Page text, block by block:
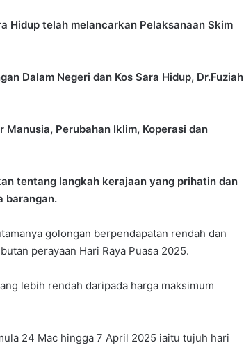
Hidup telah melancarkan Pelaksanaan Skim
Dalam Negeri dan Kos Sara Hidup, Dr.Fuziah
Perubahan Iklim, Koperasi dan
tentang langkah kerajaan yang prihatin dan
barangan.
golongan berpendapatan rendah dan
perayaan Hari Raya Puasa 2025.
lebih rendah daripada harga maksimum
24 Mac hingga 7 April 2025 iaitu tujuh hari